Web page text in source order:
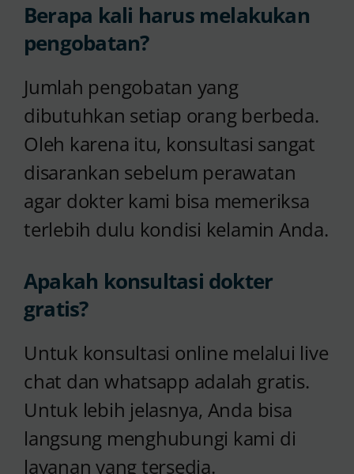
Berapa kali harus melakukan
pengobatan?
Jumlah pengobatan yang
dibutuhkan setiap orang berbeda.
Oleh karena itu, konsultasi sangat
disarankan sebelum perawatan
agar dokter kami bisa memeriksa
terlebih dulu kondisi kelamin Anda.
Apakah konsultasi dokter
gratis?
Untuk konsultasi online melalui live
chat dan whatsapp adalah gratis.
Untuk lebih jelasnya, Anda bisa
langsung menghubungi kami di
layanan yang tersedia.